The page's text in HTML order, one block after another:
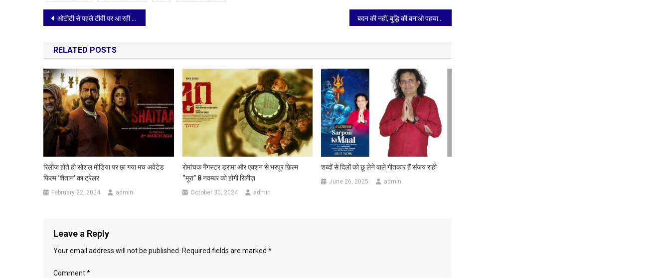
Post
navigation
ओटीटी से पहले टीवी पर आ रही है कंगुवा; देखिए 20 जुलाई को ज़ी सिनेमा पर बदन की नहीं, बुद्धि की बनाओ पहचान बहनों: अश्लीलता की रील संस्कृति पर एक सवाल
RELATED POSTS
रिलीज होते ही सोशल मीडिया पर छा गया मच अवेटेड
फिल्म ‘शैतान’ का ट्रेलर
February 22, 2024 admin
रोमांचक गैंगस्टर ड्रामा और एक्शन से भरपूर फ़िल्म
“मूरा” 8 नवम्बर को होगी रिलीज़
October 30, 2024 admin
शब्दों से दिलों को छू लेने वाले गीतकार हैं संजय राही
June 26, 2025 admin
Leave a Reply
Your email address will not be published. Required fields are marked *
Comment*